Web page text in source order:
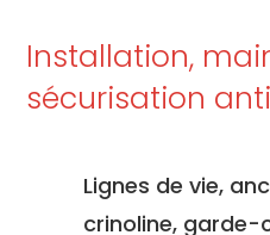
Installation,
sécurisation
Lignes de vie,
crinoline, garde-